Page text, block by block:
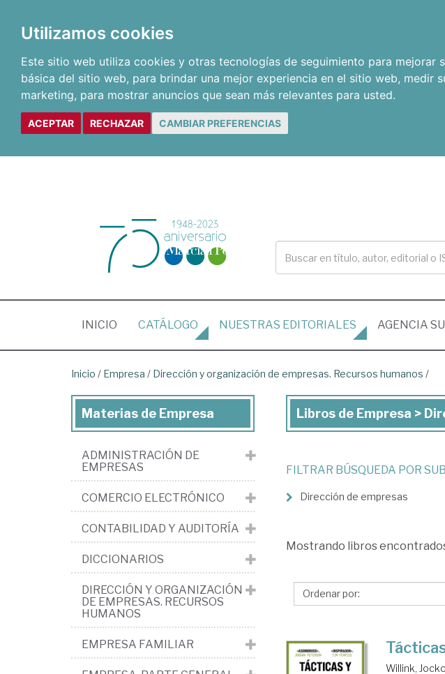
Utilizamos cookies
Este sitio web utiliza cookies y otras tecnologías de seguimiento para mejorar
básica del sitio web, para brindar una mejor experiencia en el sitio web, medir
marketing, para mostrar anuncios que sean más relevantes para usted.
ACEPTAR RECHAZAR CAMBIAR PREFERENCIAS
INICIO (CURRENT)
CATÁLOGO NUESTRAS EDITORIALES AGENCIA
Inicio / Empresa / Dirección y organización de empresas. Recursos humanos /
Libros
Empresa
Dirección
organización
empresas.
humanos
Libros de Empresa >
FILTRAR BÚSQUEDA POR
Dirección de empresas
Mostrando libros
Willink, Jocko
Materias de Empresa
ADMINISTRACIÓN DE
EMPRESAS
COMERCIO ELECTRÓNICO
CONTABILIDAD Y AUDITORÍA
DICCIONARIOS
DIRECCIÓN Y ORGANIZACIÓN
DE EMPRESAS. RECURSOS
HUMANOS
EMPRESA FAMILIAR